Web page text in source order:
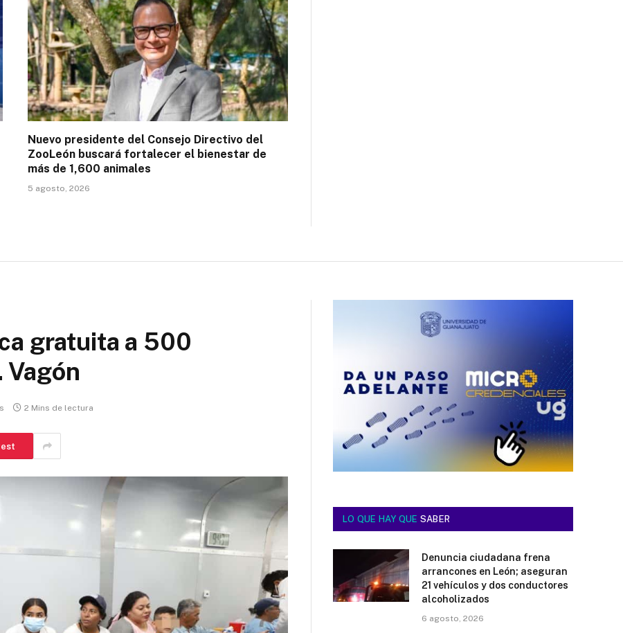
Nuevo presidente del Consejo Directivo del
ZooLeón buscará fortalecer el bienestar de
más de 1,600 animales
5 agosto, 2026
gratuita a 500
Vagón
2 Mins de lectura
LO QUE HAY QUE SABER
Denuncia ciudadana frena
arrancones en León; aseguran
21 vehículos y dos conductores
alcoholizados
6 agosto, 2026